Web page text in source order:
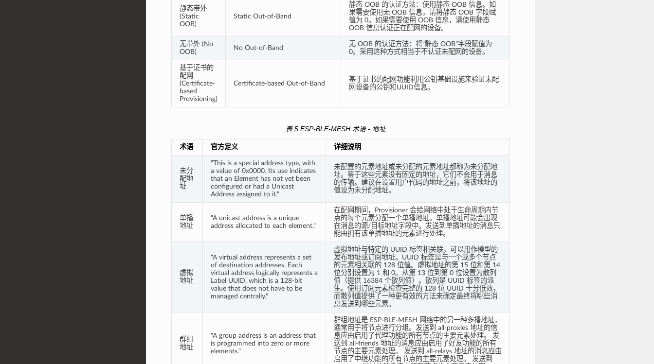
静态带外
(Static
OOB)
Static Out-of-Band
静态 OOB 的认证方法：使用静态 OOB 信息。如
果需要使用无 OOB 信息，请将静态 OOB 字段赋
值为 0。如果需要使用 OOB 信息，请使用静态
OOB 信息认证正在配网的设备。
无带外 (No
OOB)
No Out-of-Band
无 OOB 的认证方法：将“静态 OOB”字段赋值为
0。采用这种方式相当于不认证未配网的设备。
基于证书的
配网
(Certificate-
based
Provisioning)
Certificate-based Out-of-Band
基于证书的配网功能利用公钥基础设施来验证未配
网设备的公钥和UUID信息。
表 5 ESP-BLE-MESH 术语 - 地址
术语 官方定义 详细说明
未分
配地
址
"This is a special address type, with
a value of 0x0000. Its use indicates
that an Element has not yet been
configured or had a Unicast
Address assigned to it."
未配置的元素地址或未分配的元素地址都称为未分配地
址。鉴于这些元素没有固定的地址，它们不会用于消息
的传输。建议在设置用户代码的地址之前，将该地址的
值设为未分配地址。
单播
地址
"A unicast address is a unique
address allocated to each element."
在配网期间，Provisioner 会给网络中处于生命周期内节
点的每个元素分配一个单播地址。单播地址可能会出现
在消息的源/目标地址字段中。发送到单播地址的消息只
能由拥有该单播地址的元素进行处理。
虚拟
地址
"A virtual address represents a set
of destination addresses. Each
virtual address logically represents a
Label UUID, which is a 128-bit
value that does not have to be
managed centrally."
虚拟地址与特定的 UUID 标签相关联，可以用作模型的
发布地址或订阅地址。UUID 标签是与一个或多个节点
的元素相关联的 128 位值。虚拟地址的第 15 位和第 14
位分别设置为 1 和 0。从第 13 位到第 0 位设置为散列
值（提供 16384 个散列值）。散列是 UUID 标签的派
生。使用订阅元素检查完整的 128 位 UUID 十分低效，
而散列值提供了一种更有效的方法来确定最终将哪些消
息发送到哪些元素。
群组
地址
"A group address is an address that
is programmed into zero or more
elements."
群组地址是 ESP-BLE-MESH 网络中的另一种多播地址，
通常用于将节点进行分组。发送到 all-proxies 地址的信
息应由启用了代理功能的所有节点的主要元素处理。 发
送到 all-friends 地址的消息应由启用了好友功能的所有
节点的主要元素处理。 发送到 all-relays 地址的消息应由
启用了中继功能的所有节点的主要元素处理。 发送到